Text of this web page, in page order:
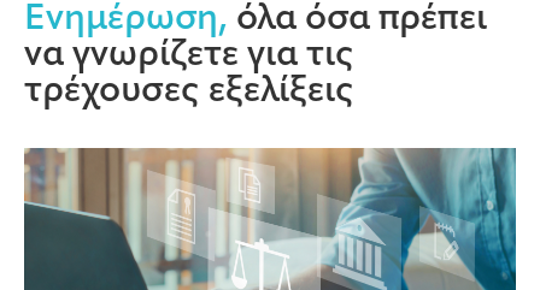
Ενημέρωση, όλα όσα πρέπει
να γνωρίζετε για τις
τρέχουσες εξελίξεις